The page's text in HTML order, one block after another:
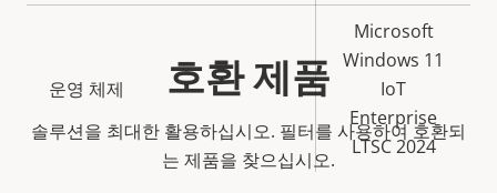
운영 체제
Microsoft
Windows 11
IoT
Enterprise
LTSC 2024
호환 제품
솔루션을 최대한 활용하십시오. 필터를 사용하여 호환되
는 제품을 찾으십시오.